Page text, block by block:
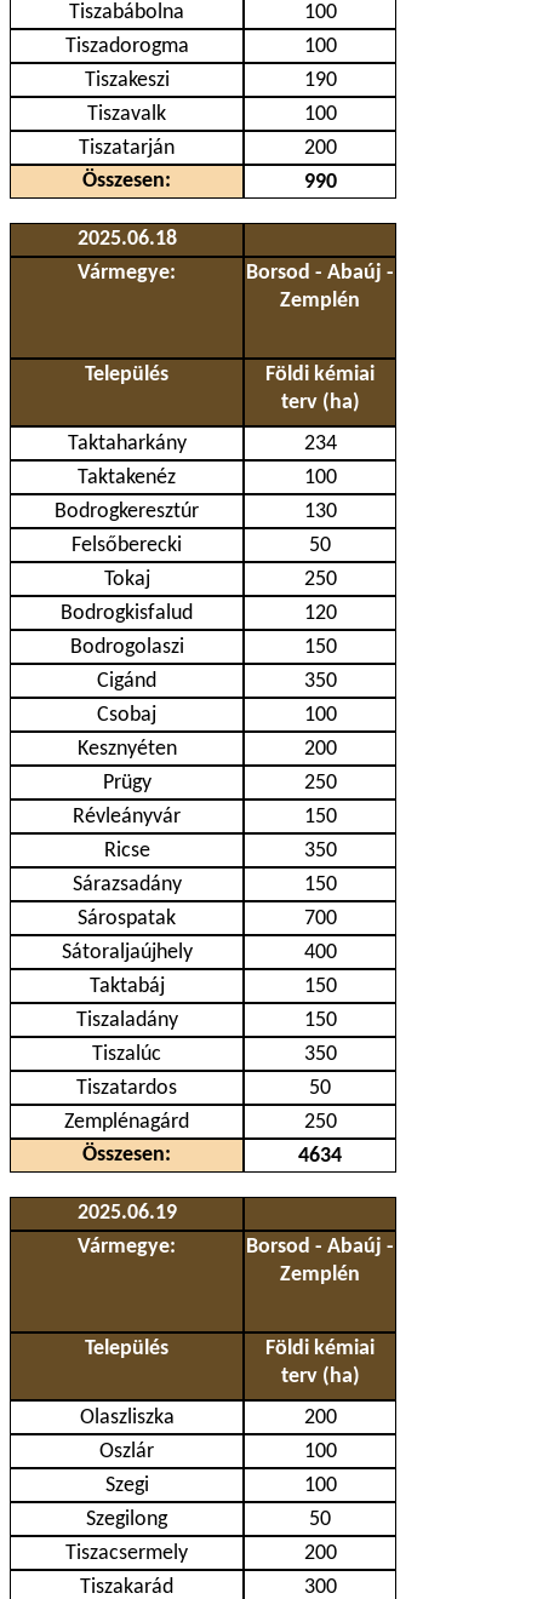
Tiszabábolna
100
Tiszadorogma
100
Tiszakeszi
190
Tiszavalk
100
Tiszatarján
200
Összesen:
990
2025.06.18
Vármegye:
Borsod - Abaúj -
Zemplén
Település
Földi kémiai
terv (ha)
Taktaharkány
234
Taktakenéz
100
Bodrogkeresztúr
130
Felsőberecki
50
Tokaj
250
Bodrogkisfalud
120
Bodrogolaszi
150
Cigánd
350
Csobaj
100
Kesznyéten
200
Prügy
250
Révleányvár
150
Ricse
350
Sárazsadány
150
Sárospatak
700
Sátoraljaújhely
400
Taktabáj
150
Tiszaladány
150
Tiszalúc
350
Tiszatardos
50
Zemplénagárd
250
Összesen:
4634
2025.06.19
Vármegye:
Borsod - Abaúj -
Zemplén
Település
Földi kémiai
terv (ha)
Olaszliszka
200
Oszlár
100
Szegi
100
Szegilong
50
Tiszacsermely
200
Tiszakarád
300